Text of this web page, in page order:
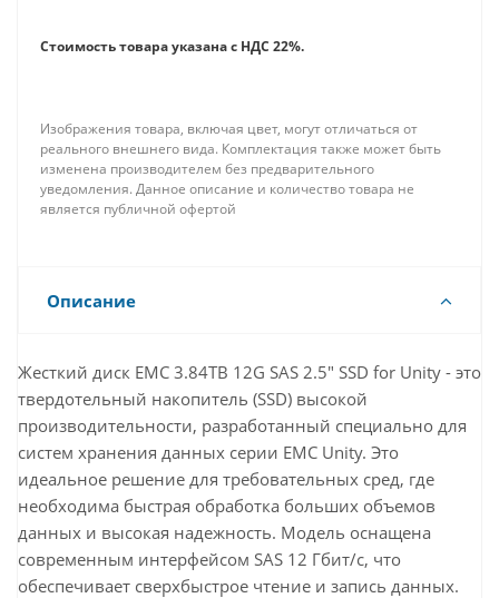
Стоимость товара указана с НДС 22%.
Изображения товара, включая цвет, могут отличаться от
реального внешнего вида. Комплектация также может быть
изменена производителем без предварительного
уведомления. Данное описание и количество товара не
является публичной офертой
Описание
Жесткий диск EMC 3.84TB 12G SAS 2.5" SSD for Unity - это
твердотельный накопитель (SSD) высокой
производительности, разработанный специально для
систем хранения данных серии EMC Unity. Это
идеальное решение для требовательных сред, где
необходима быстрая обработка больших объемов
данных и высокая надежность. Модель оснащена
современным интерфейсом SAS 12 Гбит/с, что
обеспечивает сверхбыстрое чтение и запись данных.